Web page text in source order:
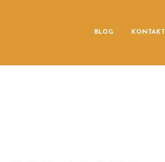
BLOG KONTAKT